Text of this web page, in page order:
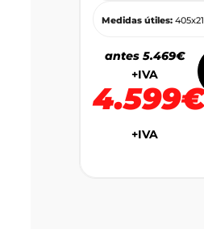
Medidas útiles:
antes 5.469€
+IVA
+IVA